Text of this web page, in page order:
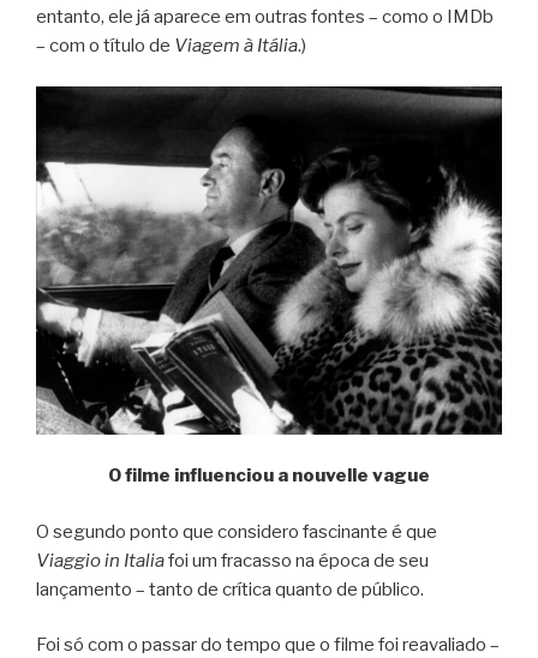
entanto, ele já aparece em outras fontes – como o IMDb
– com o título de Viagem à Itália.)
O filme influenciou a nouvelle vague
O segundo ponto que considero fascinante é que
Viaggio in Italiafoi um fracasso na época de seu
lançamento – tanto de crítica quanto de público.
Foi só com o passar do tempo que o filme foi reavaliado –